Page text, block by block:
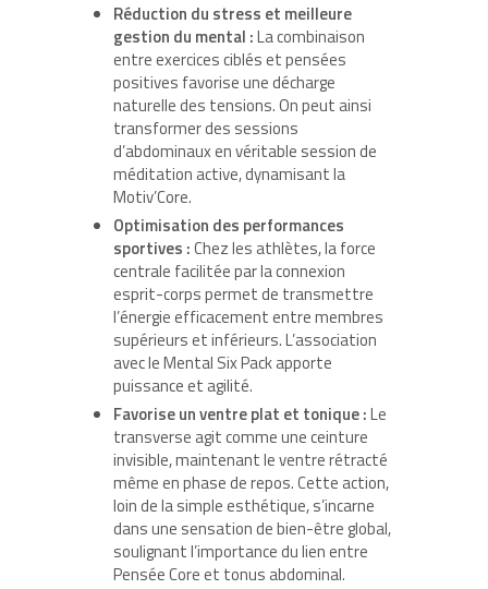
Réduction du stress et meilleure
gestion du mental :La combinaison
entre exercices ciblés et pensées
positives favorise une décharge
naturelle des tensions. On peut ainsi
transformer des sessions
d’abdominaux en véritable session de
méditation active, dynamisant la
Motiv’Core.
Optimisation des performances
sportives :Chez les athlètes, la force
centrale facilitée par la connexion
esprit-corps permet de transmettre
l’énergie efficacement entre membres
supérieurs et inférieurs. L’association
avec le Mental Six Pack apporte
puissance et agilité.
Favorise un ventre plat et tonique :Le
transverse agit comme une ceinture
invisible, maintenant le ventre rétracté
même en phase de repos. Cette action,
loin de la simple esthétique, s’incarne
dans une sensation de bien-être global,
soulignant l’importance du lien entre
Pensée Core et tonus abdominal.